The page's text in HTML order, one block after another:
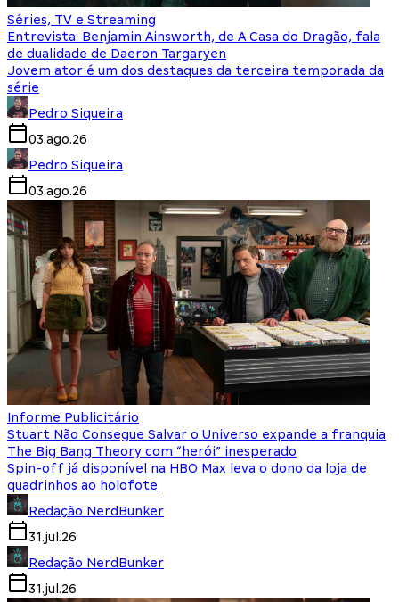
Séries, TV e Streaming
Entrevista: Benjamin Ainsworth, de A Casa do Dragão, fala
de dualidade de Daeron Targaryen
Jovem ator é um dos destaques da terceira temporada da
série
Pedro Siqueira
03.ago.26
Pedro Siqueira
03.ago.26
Informe Publicitário
Stuart Não Consegue Salvar o Universo expande a franquia
The Big Bang Theory com “herói” inesperado
Spin-off já disponível na HBO Max leva o dono da loja de
quadrinhos ao holofote
Redação NerdBunker
31.jul.26
Redação NerdBunker
31.jul.26